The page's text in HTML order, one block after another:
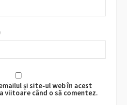
și site-ul web în acest
viitoare când o să comentez.